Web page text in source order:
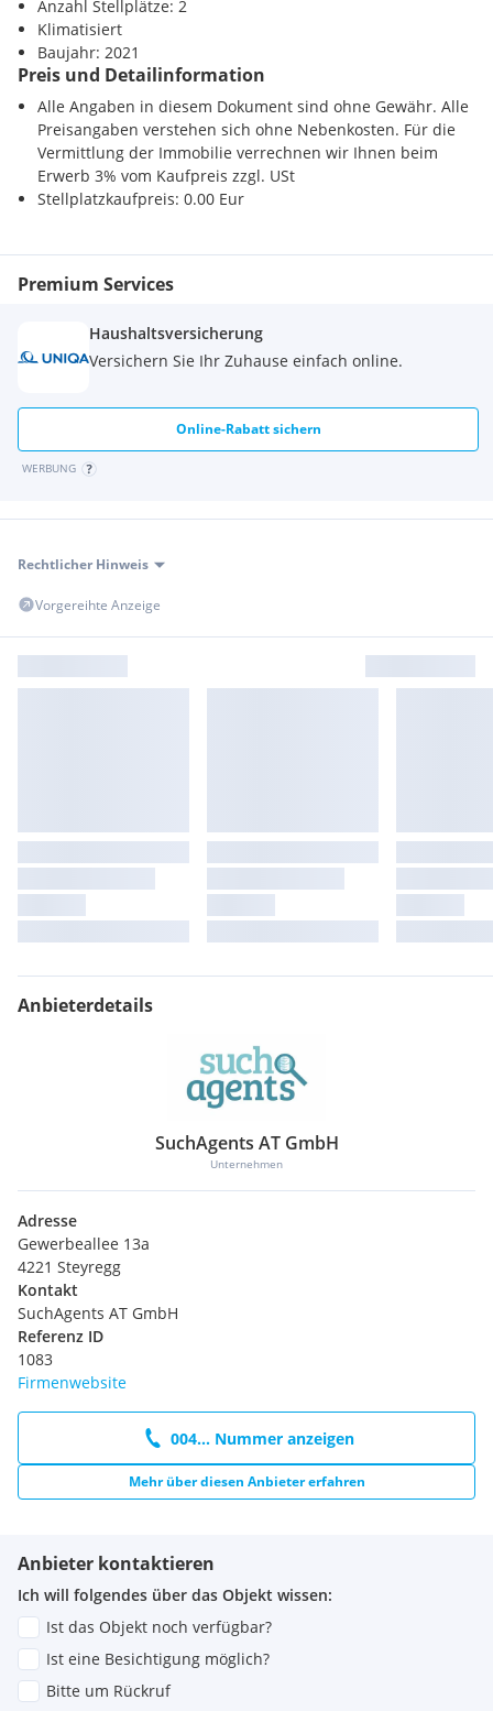
Anzahl Stellplätze: 2
Klimatisiert
Baujahr: 2021
Preis und Detailinformation
Alle Angaben in diesem Dokument sind ohne Gewähr. Alle
Preisangaben verstehen sich ohne Nebenkosten. Für die
Vermittlung der Immobilie verrechnen wir Ihnen beim
Erwerb 3% vom Kaufpreis zzgl. USt
Stellplatzkaufpreis: 0.00 Eur
Premium Services
Haushaltsversicherung
Versichern Sie Ihr Zuhause einfach online.
Online-Rabatt sichern
WERBUNG
Rechtlicher Hinweis
Vorgereihte Anzeige
Anbieterdetails
SuchAgents AT GmbH
Unternehmen
Adresse
Gewerbeallee 13a
4221 Steyregg
Kontakt
SuchAgents AT GmbH
Referenz ID
1083
Firmenwebsite
004... Nummer anzeigen
Mehr über diesen Anbieter erfahren
Anbieter kontaktieren
Ich will folgendes über das Objekt wissen:
Ist das Objekt noch verfügbar?
Ist eine Besichtigung möglich?
Bitte um Rückruf